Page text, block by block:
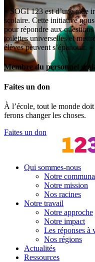
« SOGI 123 est d’une aide
scolaire. Cette initiative
pour répondre aux
toilettes universelles et
élèves peuvent s’épanouir. »
Membre du personnel
Faites un don
À l’école, tout le monde
ferons changer les choses.
Faites un don
Qui sommes-nous
Notre
Notre mission
Nos racines
Notre travail
Notre approche
Notre impact
Les réponses à
Nos régions
Actualités
Ressources